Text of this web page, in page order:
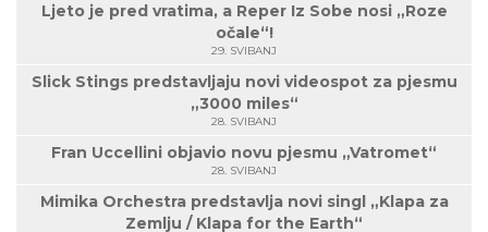
Ljeto je pred vratima, a Reper Iz Sobe nosi „Roze
očale“!
29. SVIBANJ
Slick Stings predstavljaju novi videospot za pjesmu
„3000 miles“
28. SVIBANJ
Fran Uccellini objavio novu pjesmu „Vatromet“
28. SVIBANJ
Mimika Orchestra predstavlja novi singl „Klapa za
Zemlju / Klapa for the Earth“